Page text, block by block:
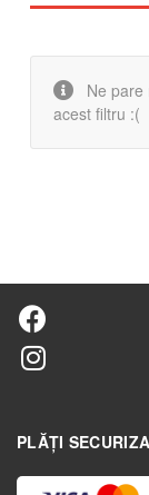
Ne pare
acest filtru :(
PLĂȚI